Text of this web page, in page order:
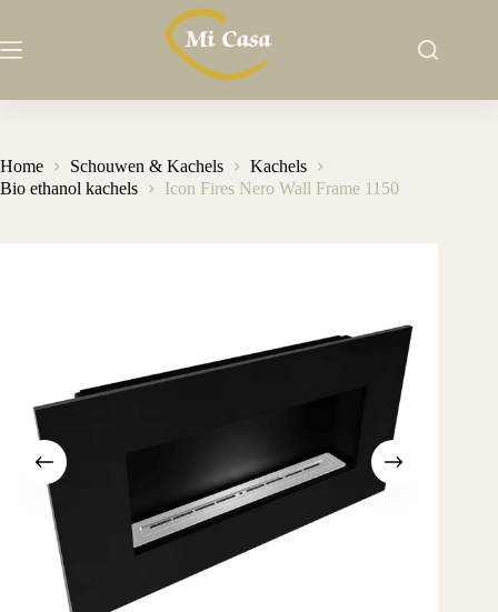
de
Home Schouwen & Kachels
Kachels
Bio ethanol kachels
Icon Fires Nero Wall Frame 1150